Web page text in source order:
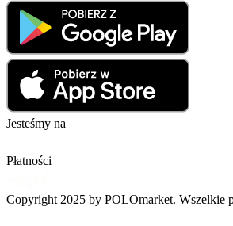
Jesteśmy na
Płatności
Copyright 2025 by POLOmarket. Wszelkie